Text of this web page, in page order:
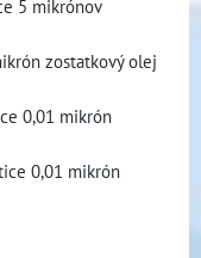
5 mikrónov
zostatkový olej
0,01 mikrón
0,01 mikrón